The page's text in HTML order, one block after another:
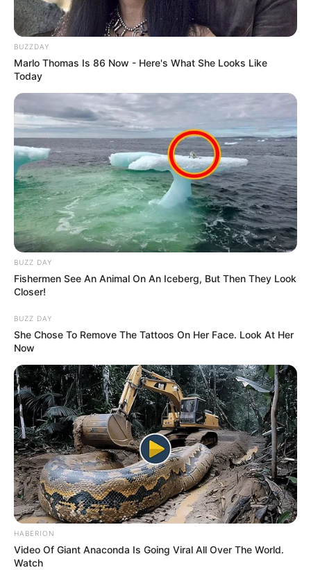
marcando ponto na vida dos ACS e ACE.
Compartilhe as nossas
notícias em suas redes sociais!
BUZZDAY
Marlo Thomas Is 86 Now - Here's What She Looks Like
Today
BUZZ DAY
Fishermen See An Animal On An Iceberg, But Then They Look
Closer!
BUZZ DAY
She Chose To Remove The Tattoos On Her Face. Look At Her
Now
HABERION
Video Of Giant Anaconda Is Going Viral All Over The World.
Watch